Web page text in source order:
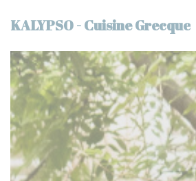
KALYPSO - Cuisine Grecque